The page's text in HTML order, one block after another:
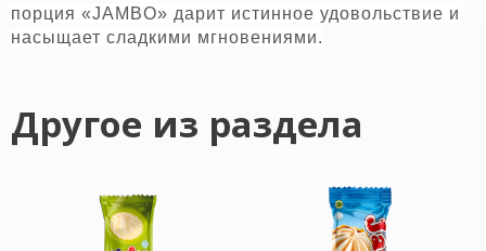
порция «JAMBO» дарит истинное удовольствие и
насыщает сладкими мгновениями.
Другое из раздела